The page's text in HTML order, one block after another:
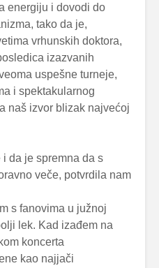
energiju i dovodi do
tako da je,
vrhunskih doktora,
izazvanih
uspešne turneje,
i spektakularnog
naš izvor blizak najvećoj
da je spremna da s
veče, potvrdila nam
s fanovima u južnoj
lek. Kad izađem na
koncerta
kao najjači